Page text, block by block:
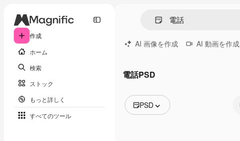
作成
ホーム
検索
ストック
もっと詳しく
すべてのツール
AI 画像を作成 AI 動画を作成
電話PSD
PSD